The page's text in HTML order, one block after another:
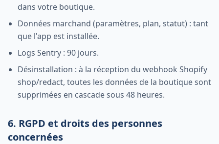
dans votre boutique.
Données marchand (paramètres, plan, statut) : tant
que l'app est installée.
Logs Sentry : 90 jours.
Désinstallation : à la réception du webhook Shopify
shop/redact, toutes les données de la boutique sont
supprimées en cascade sous 48 heures.
6. RGPD et droits des personnes
concernées